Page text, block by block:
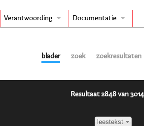
Verantwoording Documentatie
blader zoek zoekresultaten
Resultaat 2848 van
leestekst